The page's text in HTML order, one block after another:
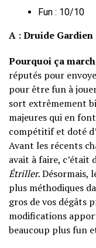
Fun : 10/10
A : Druide Gardien
Pourquoi ça
réputés pour
pour être fun à
sort extrêmement
majeures qui en
compétitif et doté
Avant les récents
avait à faire, c’était
Étriller. Désormais,
plus méthodiques
gros de vos dégâts
modifications
beaucoup plus fun